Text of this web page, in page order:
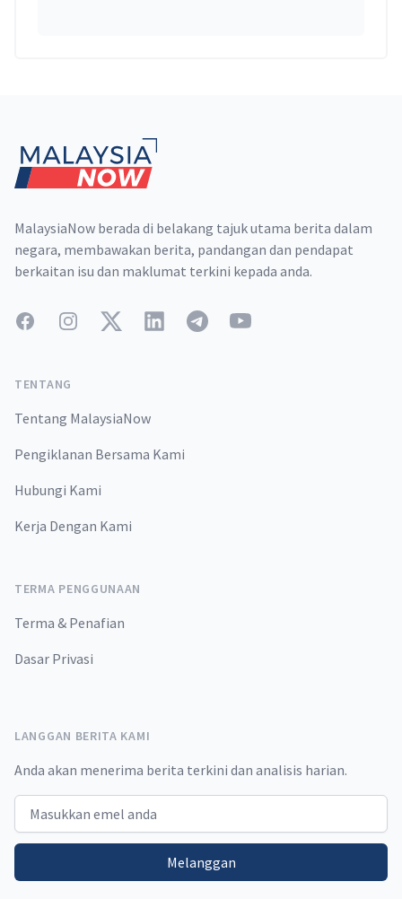
MalaysiaNow berada di belakang tajuk utama berita dalam
negara, membawakan berita, pandangan dan pendapat
berkaitan isu dan maklumat terkini kepada anda.
FacebookInstagramTwitterLinkedInTelegramYouTube
TENTANG
Tentang MalaysiaNow
Pengiklanan Bersama Kami
Hubungi Kami
Kerja Dengan Kami
TERMA PENGGUNAAN
Terma & Penafian
Dasar Privasi
LANGGAN BERITA KAMI
Anda akan menerima berita terkini dan analisis harian.
Email address
Melanggan